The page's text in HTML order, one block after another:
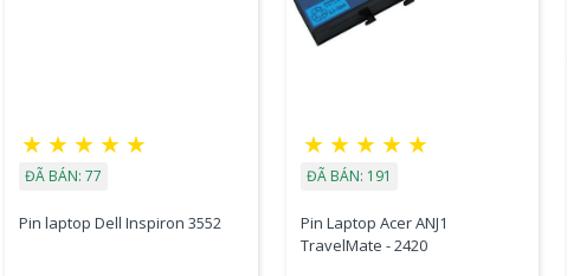
★ ★ ★ ★ ★
ĐÃ BÁN: 77
Pin laptop Dell Inspiron 3552
★ ★ ★ ★ ★
ĐÃ BÁN: 191
Pin Laptop Acer ANJ1
TravelMate - 2420